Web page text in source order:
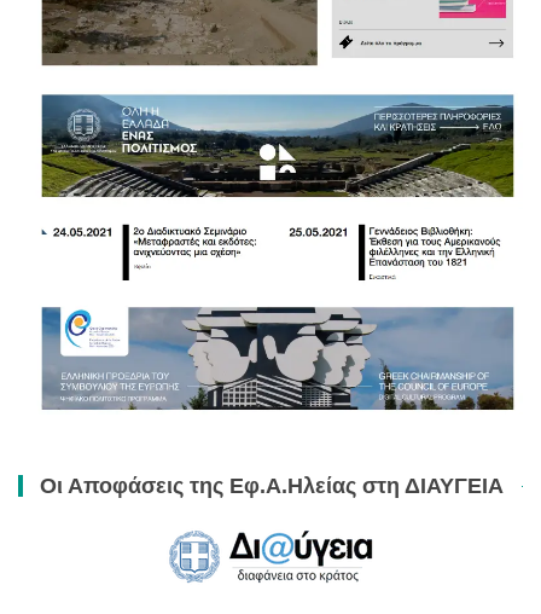
Οι Αποφάσεις της Εφ.Α.Ηλείας στη ΔΙΑΥΓΕΙΑ